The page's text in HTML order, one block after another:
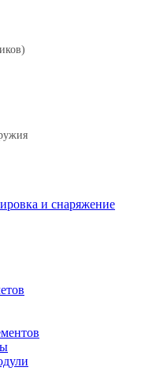
и снаряжение